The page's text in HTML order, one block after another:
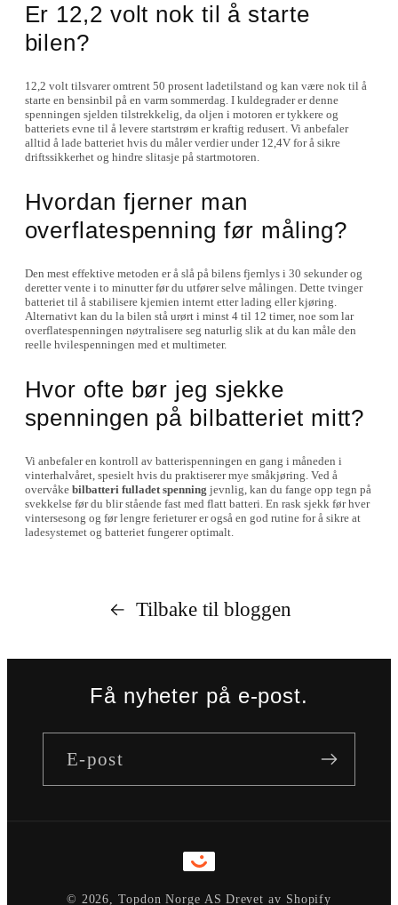
Er 12,2 volt nok til å starte
bilen?
12,2 volt tilsvarer omtrent 50 prosent ladetilstand og kan være nok til å
starte en bensinbil på en varm sommerdag. I kuldegrader er denne
spenningen sjelden tilstrekkelig, da oljen i motoren er tykkere og
batteriets evne til å levere startstrøm er kraftig redusert. Vi anbefaler
alltid å lade batteriet hvis du måler verdier under 12,4V for å sikre
driftssikkerhet og hindre slitasje på startmotoren.
Hvordan fjerner man
overflatespenning før måling?
Den mest effektive metoden er å slå på bilens fjernlys i 30 sekunder og
deretter vente i to minutter før du utfører selve målingen. Dette tvinger
batteriet til å stabilisere kjemien internt etter lading eller kjøring.
Alternativt kan du la bilen stå urørt i minst 4 til 12 timer, noe som lar
overflatespenningen nøytralisere seg naturlig slik at du kan måle den
reelle hvilespenningen med et multimeter.
Hvor ofte bør jeg sjekke
spenningen på bilbatteriet mitt?
Vi anbefaler en kontroll av batterispenningen en gang i måneden i
vinterhalvåret, spesielt hvis du praktiserer mye småkjøring. Ved å
overvåke bilbatteri fulladet spenning jevnlig, kan du fange opp tegn på
svekkelse før du blir stående fast med flatt batteri. En rask sjekk før hver
vintersesong og før lengre ferieturer er også en god rutine for å sikre at
ladesystemet og batteriet fungerer optimalt.
Tilbake til bloggen
Få nyheter på e-post.
E-post
© 2026,Topdon Norge AS Drevet av Shopify